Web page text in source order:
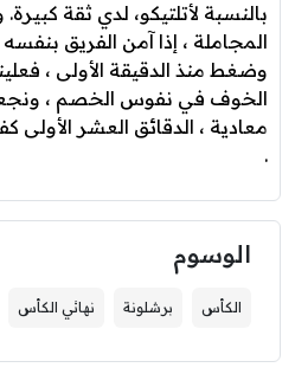
بالنسبة لأتلتيكو، لدي ثقة
المجاملة ، إذا آمن الفريق
وضغط منذ الدقيقة الأولى ،
الخوف في نفوس الخصم ،
معادية ، الدقائق العشر الأولى
.
الوسوم
الكأس برشلونة نهائي الكأس